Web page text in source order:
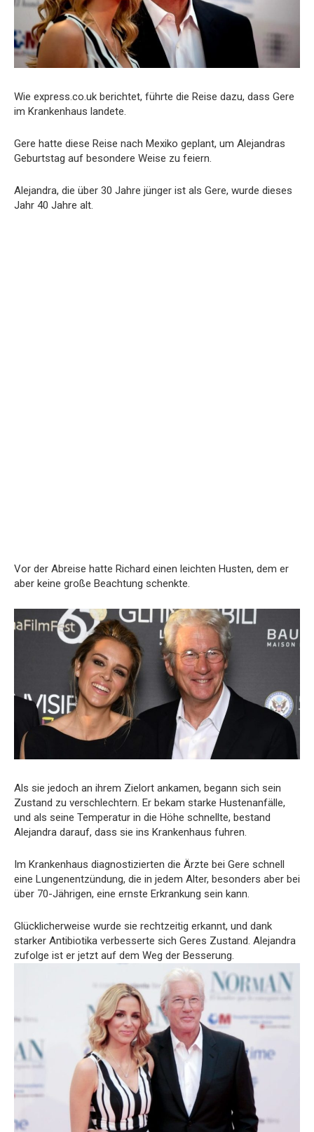
Wie express.co.uk berichtet, führte die Reise dazu, dass Gere
im Krankenhaus landete.
Gere hatte diese Reise nach Mexiko geplant, um Alejandras
Geburtstag auf besondere Weise zu feiern.
Alejandra, die über 30 Jahre jünger ist als Gere, wurde dieses
Jahr 40 Jahre alt.
Vor der Abreise hatte Richard einen leichten Husten, dem er
aber keine große Beachtung schenkte.
Als sie jedoch an ihrem Zielort ankamen, begann sich sein
Zustand zu verschlechtern. Er bekam starke Hustenanfälle,
und als seine Temperatur in die Höhe schnellte, bestand
Alejandra darauf, dass sie ins Krankenhaus fuhren.
Im Krankenhaus diagnostizierten die Ärzte bei Gere schnell
eine Lungenentzündung, die in jedem Alter, besonders aber bei
über 70-Jährigen, eine ernste Erkrankung sein kann.
Glücklicherweise wurde sie rechtzeitig erkannt, und dank
starker Antibiotika verbesserte sich Geres Zustand. Alejandra
zufolge ist er jetzt auf dem Weg der Besserung.